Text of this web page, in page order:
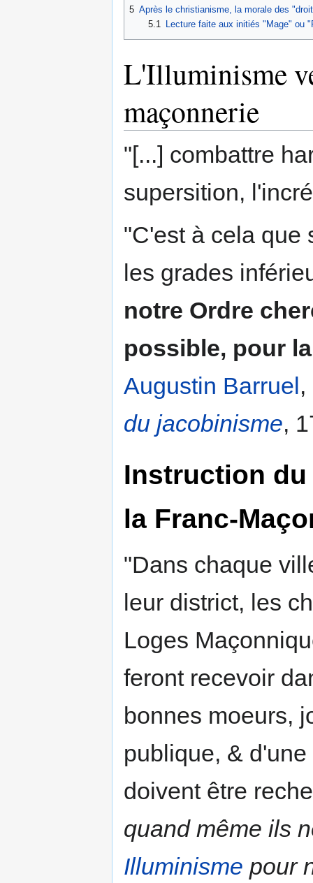
5 Après le christianisme, la morale des
5.1
Lecture faite aux initiés "Mage" ou
L'Illuminisme
maçonnerie
"[...] combattre
supersition,
"C'est à cela que
les grades
notre Ordre
possible, pour
Augustin Barruel,
du jacobinisme,
Instruction
la Franc-
"Dans chaque
leur district, les
Loges
feront recevoir
bonnes moeurs,
publique, &
doivent être
quand même ils
Illuminisme pour